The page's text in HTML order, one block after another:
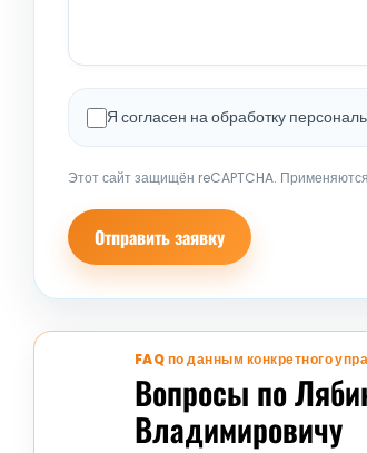
Я согласен на обработку
Этот сайт защищён reCAPTCHA. Применяются
Отправить заявку
FAQ по данным конкретного
Вопросы по
Владимировичу